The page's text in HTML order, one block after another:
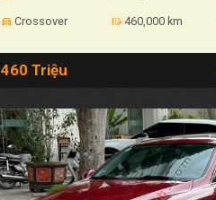
directions_car Crossover edit_road 460,000 km
460 Triệu